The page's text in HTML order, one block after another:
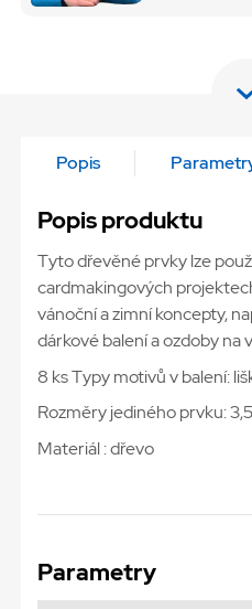
Popis
Popis produktu
Tyto dřevěné prvky lze
cardmakingových
vánoční a zimní koncepty,
dárkové balení a ozdoby na
8 ks Typy motivů v balení:
Rozměry jediného prvku:
Materiál : dřevo
Parametry